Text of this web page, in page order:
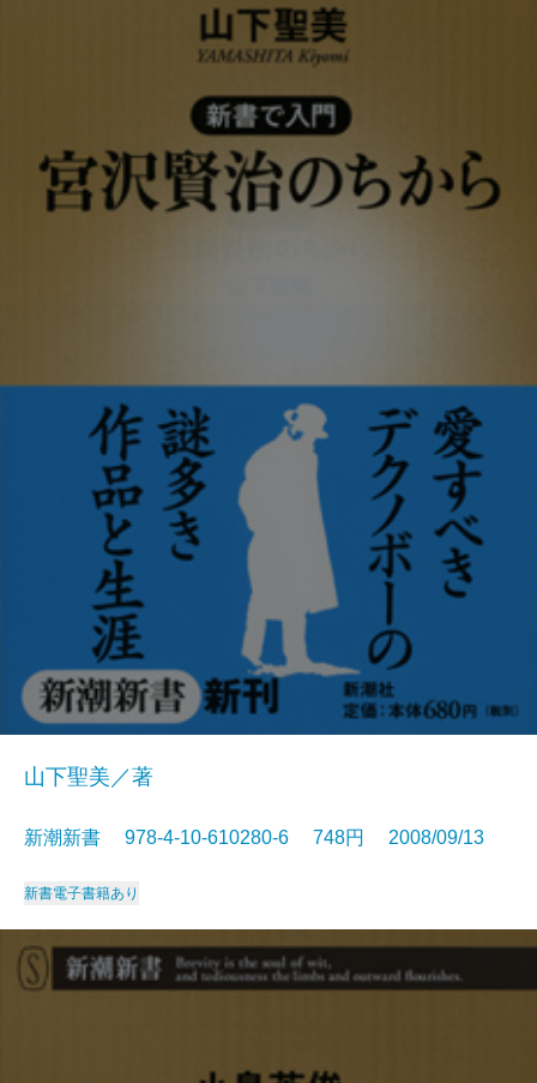
山下聖美／著
新潮新書 978-4-10-610280-6 748円 2008/09/13
新書電子書籍あり